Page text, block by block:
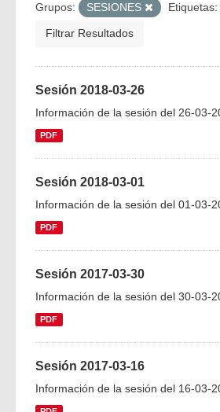
Grupos: SESIONES Etiquetas:
Filtrar Resultados
Sesión 2018-03-26
Información de la sesión del 26-03-
PDF
Sesión 2018-03-01
Información de la sesión del 01-03-
PDF
Sesión 2017-03-30
Información de la sesión del 30-03-
PDF
Sesión 2017-03-16
Información de la sesión del 16-03-